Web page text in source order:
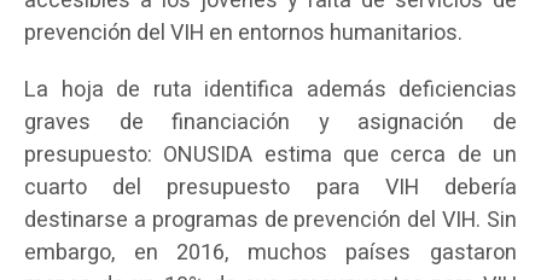
prevención del VIH en entornos humanitarios.
La hoja de ruta identifica además deficiencias
graves de financiación y asignación de
presupuesto: ONUSIDA estima que cerca de un
cuarto del presupuesto para VIH debería
destinarse a programas de prevención del VIH. Sin
embargo, en 2016, muchos países gastaron